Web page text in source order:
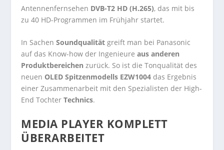
Antennenfernsehen DVB-T2 HD (H.265), das mit bis
zu 40 HD-Programmen im Frühjahr startet.
In Sachen Soundqualität greift man bei Panasonic
auf das Know-how der Ingenieureaus anderen
Produktbereichen zurück. So ist die Tonqualität des
neuen OLED Spitzenmodells EZW1004 das Ergebnis
einer Zusammenarbeit mit den Spezialisten der High-
End Tochter Technics.
MEDIA PLAYER KOMPLETT
ÜBERARBEITET